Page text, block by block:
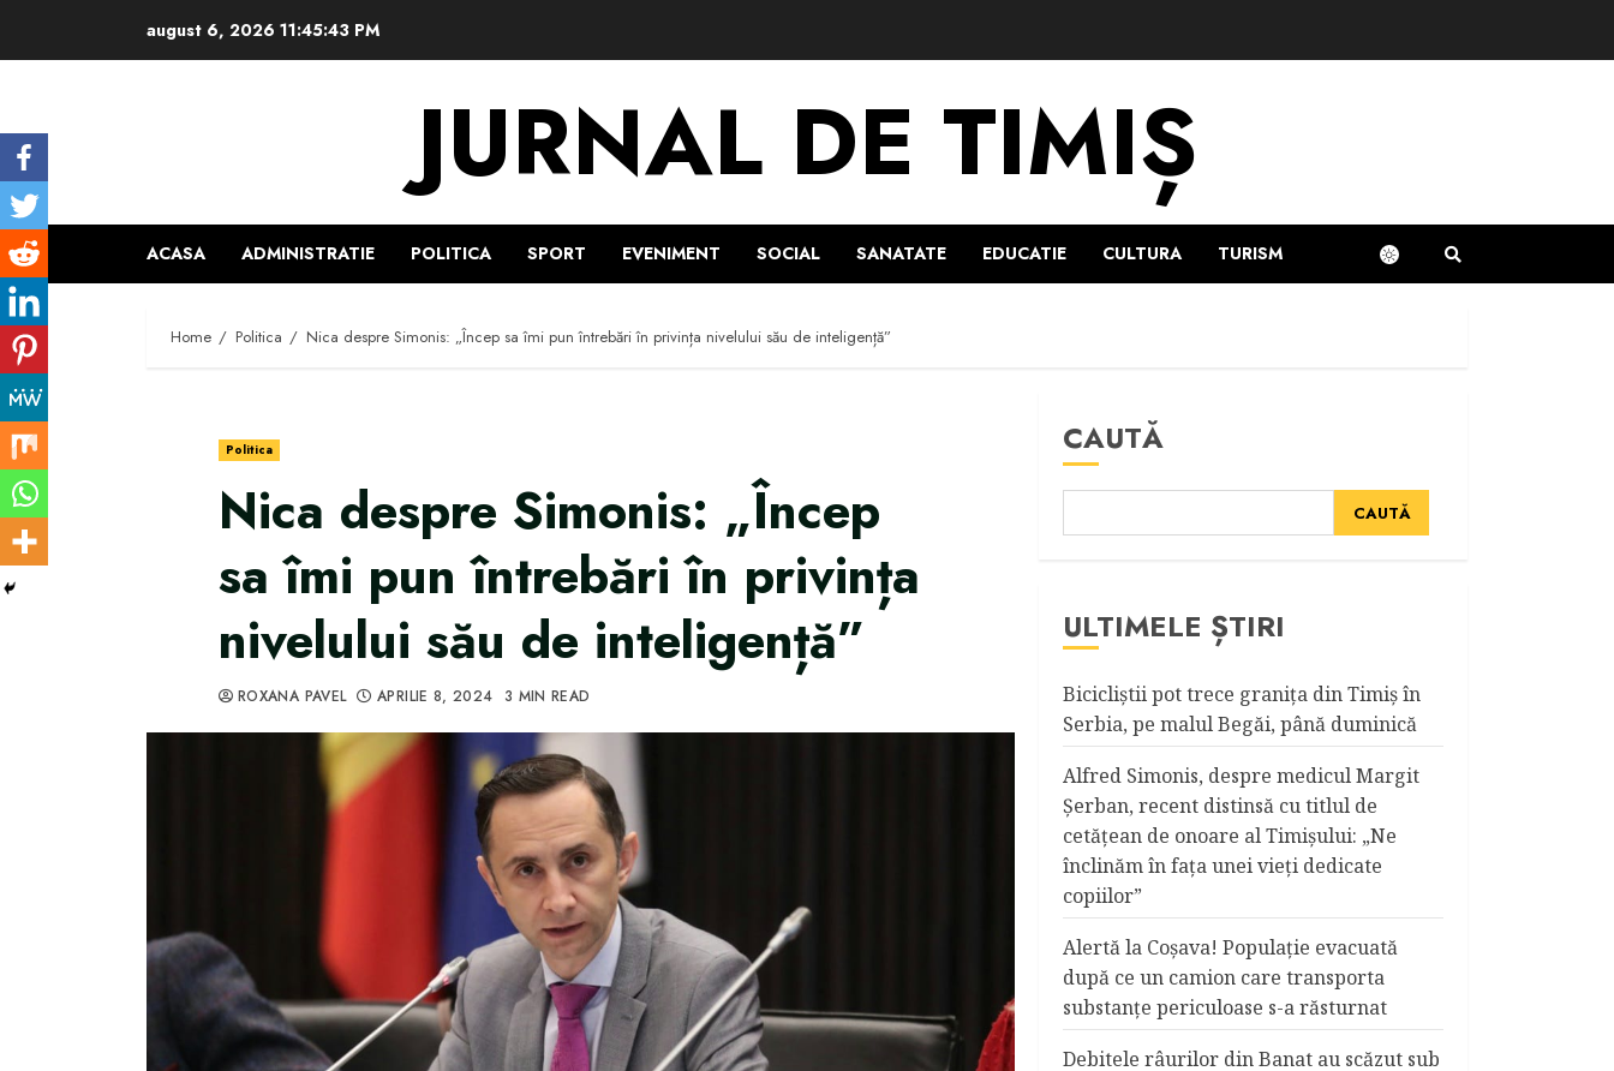
august 6, 2026 11:45:44 PM
JURNAL DE TIMIȘ
ACASA ADMINISTRATIE POLITICA SPORT EVENIMENT SOCIAL SANATATE EDUCATIE CULTURA TURISM
Home Politica Nica despre Simonis: „Încep sa îmi pun întrebări în privința nivelului său de inteligență”
Politica
Nica despre Simonis: „Încep
sa îmi pun întrebări în privința
nivelului său de inteligență”
ROXANA PAVEL APRILIE 8, 2024 3 MIN READ
CAUTĂ
CAUTĂ
ULTIMELE ȘTIRI
Bicicliştii pot trece graniţa din Timiş în
Serbia, pe malul Begăi, până duminică
Alfred Simonis, despre medicul Margit
Şerban, recent distinsă cu titlul de
cetățean de onoare al Timişului: „Ne
înclinăm în fața unei vieți dedicate
copiilor”
Alertă la Coşava! Populaţie evacuată
după ce un camion care transporta
substanţe periculoase s-a răsturnat
Debitele râurilor din Banat au scăzut sub